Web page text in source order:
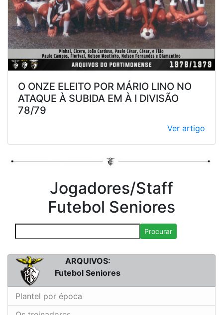
O ONZE ELEITO POR MÁRIO LINO NO
ATAQUE À SUBIDA EM À I DIVISÃO
78/79
Ver artigo
Jogadores/Staff
Futebol Seniores
Procurar
ARQUIVOS:
Futebol Seniores
Plantel por época